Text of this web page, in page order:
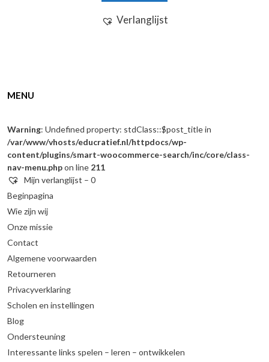
Verlanglijst
MENU
Warning: Undefined property: stdClass::$post_title in
/var/www/vhosts/educratief.nl/httpdocs/wp-
content/plugins/smart-woocommerce-search/inc/core/class-
nav-menu.phpon line 211
Mijn verlanglijst – 0
Beginpagina
Wie zijn wij
Onze missie
Contact
Algemene voorwaarden
Retourneren
Privacyverklaring
Scholen en instellingen
Blog
Ondersteuning
Interessante links spelen – leren – ontwikkelen